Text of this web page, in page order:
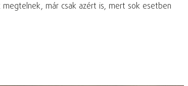
már csak azért is, mert sok esetben